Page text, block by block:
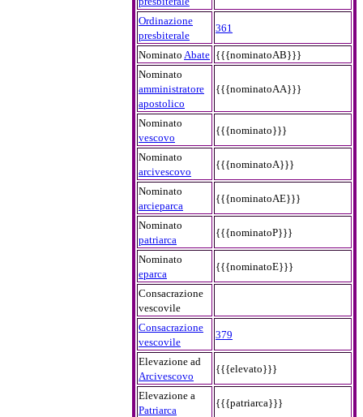
Ordinazione
presbiterale
361
Nominato Abate {{{nominatoAB}}}
Nominato
amministratore
apostolico
{{{nominatoAA}}}
Nominato
vescovo
{{{nominato}}}
Nominato
arcivescovo
{{{nominatoA}}}
Nominato
arcieparca
{{{nominatoAE}}}
Nominato
patriarca
{{{nominatoP}}}
Nominato
eparca
{{{nominatoE}}}
Consacrazione
vescovile
Consacrazione
vescovile
379
Elevazione ad
Arcivescovo
{{{elevato}}}
Elevazione a
Patriarca
{{{patriarca}}}